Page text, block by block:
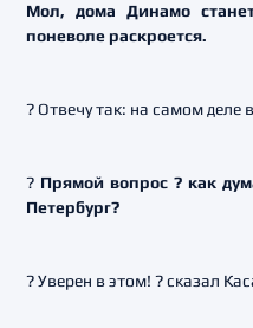
Мол, дома Динамо
поневоле раскроется.
? Отвечу так: на самом деле
? Прямой вопрос ? как
Петербург?
? Уверен в этом! ? сказал